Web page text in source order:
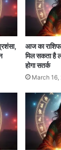
लिए 1, 5, 6,
दिन
के लिए 1,
माने गए हैं।
आज का
मिल सकता है
होगा सतर्क
March 16,